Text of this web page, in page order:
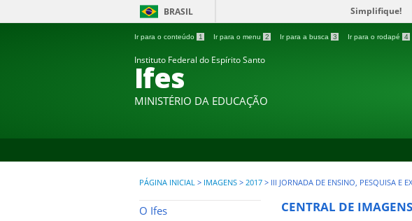
BRASIL Simplifique!
Ir para o conteúdo 1 Ir para o menu 2 Ir para a busca 3 Ir para o rodapé 4
Instituto Federal do Espírito Santo
Ifes
MINISTÉRIO DA EDUCAÇÃO
PÁGINA INICIAL > IMAGENS > 2017 > III JORNADA DE ENSINO, PESQUISA E
O Ifes
CENTRAL DE IMAGENS